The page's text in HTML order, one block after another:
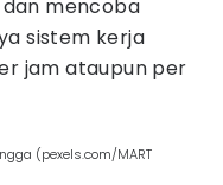
mencoba
sistem kerja
jam ataupun per
(pexels.com/MART